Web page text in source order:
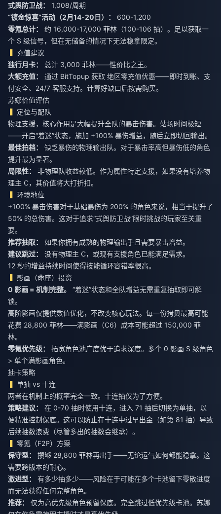
式舆防卫战：
1,008/周期
“镀金惊喜”活动（2月14-20日）：
600-1,200
零氪总计：
约 16,000-17,000 菲林（100-106 抽）。足以获取一
个 S 级信号，但在无储备的情况下无法稳拿限定。
充值建议
独行月卡：
总计 3,000 菲林——性价比之王。
大额充值：
通过 BitTopup 获取 绝区零充值优惠——即时到账、支
付安全、24/7 客服支持。计算好缺口后按需购买。
苏娜价值评估
定位与配队
物理支援，核心作用是大幅提升全队的暴击伤害。站场时间极短
——开启“着迷”状态，施加 +100% 暴伤增益，随后立即切回输出。
最佳拍档：
缺乏暴伤的物理输出队。对于暴击率高但暴伤低的角色
提升最为显著。
局限性：
非物理队收益较低。作为属性特定支援，如果没有培养物
理主 C，其价值将大打折扣。
环境地位
+100% 暴击伤害对于基础暴伤为 200% 的角色来说，相当于提升了
50% 的总伤害。这对于追求“式舆防卫战”限时挑战的玩家至关重
要。
推荐抽取：
如果你拥有成熟的物理输出手且需要暴击增益。
建议跳过：
没有物理主 C，或现有支援角色已能满足需求。
12 秒的增益持续时间使得技能循环容错率很高。
影画（命座）投资
0 影画 = 机制完整。
“着迷”状态和全队增益无需重复抽取即可解
锁。
高阶影画仅提供数值优化，不改变核心玩法。每一份拷贝最高可能
花费 28,800 菲林——满影画（C6）成本可能超过 150,000 菲
林。
零氪优先级：
拓宽角色池广度优于追求深度。多个 0 影画 S 级角色
> 单个满影画角色。
抽卡策略
单抽 vs 十连
两者在机制上的概率完全一致。十连抽仅为了方便。
策略建议：
在 0-70 抽时使用十连，进入 71 抽后切换为单抽，以
便精准控制保底。这可以防止在十连中过早出金（如第 81 抽）导致
后续抽数浪费（尽管多出的抽数会继承）。
零氪（F2P）方案
保守型：
攒够 28,800 菲林再出手——无论运气如何都能稳拿。这
需要跨版本的耐心。
激进型：
有多少抽多少——风险在于可能在多个卡池留下零散进度
而无法获得任何完整角色。
推荐：
仅为高优先级角色预留保底。完全跳过低优先级卡池。苏娜